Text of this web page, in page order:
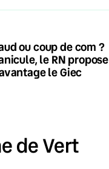
ou coup de com ?
le RN propose
le Giec
de Vert